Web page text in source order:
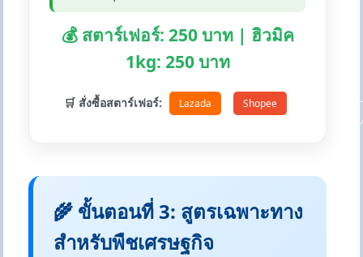
💰 สตาร์เฟอร์: 250 บาท | ฮิวมิค
1kg: 250 บาท
🛒 สั่งซื้อสตาร์เฟอร์: Lazada Shopee
🌾 ขั้นตอนที่ 3: สูตรเฉพาะทาง
สำหรับพืชเศรษฐกิจ